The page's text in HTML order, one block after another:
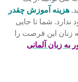
هزینه آموزش چقدر
شما تا جایی
زنان این فرصت را
به زبان آلمانی